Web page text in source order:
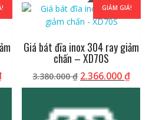
Giá
hiện
GIẢM GIÁ!
Giá bát đĩa inox 304 ray giảm
chấn – XD70S
3.380.000₫ Giá
gốc
3.380.000 ₫.
2.366.000₫Giá
hiện